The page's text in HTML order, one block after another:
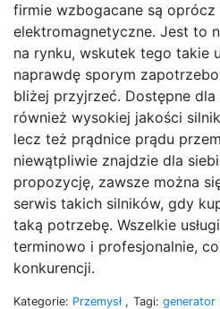
firmie wzbogacane są
elektromagnetyczne. Jest to
na rynku, wskutek tego takie
naprawdę sporym
bliżej przyjrzeć. Dostępne
również wysokiej jakości
lecz też prądnice prądu
niewątpliwie znajdzie dla
propozycję, zawsze można
serwis takich silników, gdy
taką potrzebę. Wszelkie
terminowo i profesjonalnie,
konkurencji.
Kategorie: Przemysł , Tagi: generator